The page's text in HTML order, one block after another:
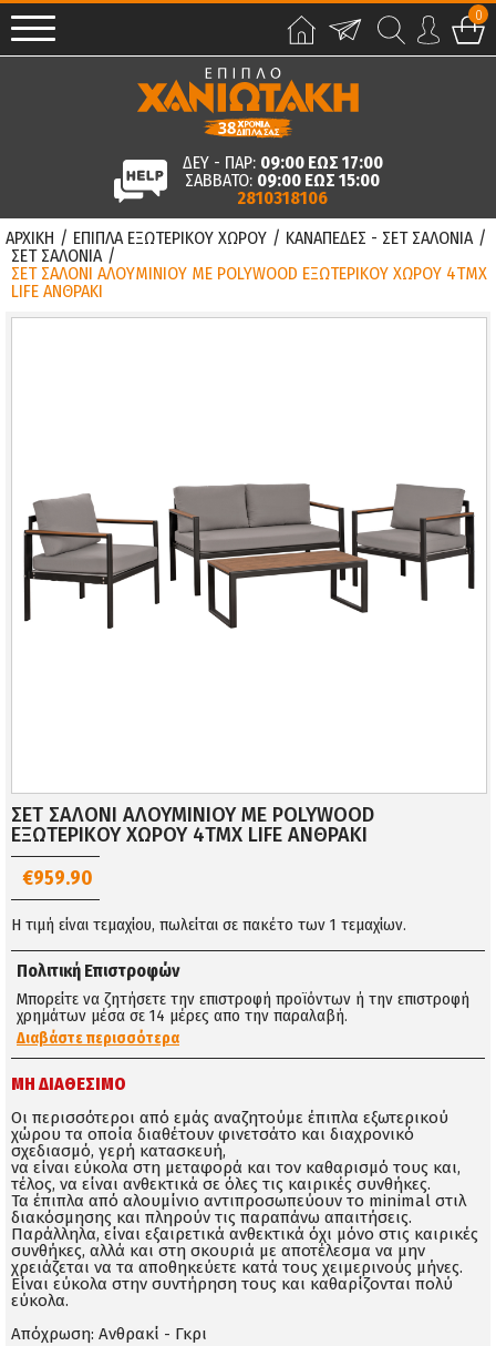
0
ΔΕΥ - ΠΑΡ: 09:00 ΕΩΣ 17:00
ΣΑΒΒΑΤΟ: 09:00 ΕΩΣ 15:00
2810318106
ΑΡΧΙΚΗ / ΕΠΙΠΛΑ ΕΞΩΤΕΡΙΚΟΥ ΧΩΡΟΥ / ΚΑΝΑΠΕΔΕΣ - ΣΕΤ ΣΑΛΟΝΙΑ /
ΣΕΤ ΣΑΛΟΝΙΑ /
ΣΕΤ ΣΑΛΟΝΙ ΑΛΟΥΜΙΝΙΟΥ ΜΕ POLYWOOD ΕΞΩΤΕΡΙΚΟΥ ΧΩΡΟΥ 4ΤΜΧ
LIFE ΑΝΘΡΑΚΙ
ΣΕΤ ΣΑΛΟΝΙ ΑΛΟΥΜΙΝΙΟΥ ΜΕ POLYWOOD
ΕΞΩΤΕΡΙΚΟΥ ΧΩΡΟΥ 4ΤΜΧ LIFE ΑΝΘΡΑΚΙ
€959.90
Η τιμή είναι τεμαχίου, πωλείται σε πακέτο των 1 τεμαχίων.
Πολιτική Επιστροφών
Μπορείτε να ζητήσετε την επιστροφή προϊόντων ή την επιστροφή
χρημάτων μέσα σε 14 μέρες απο την παραλαβή.
Διαβάστε περισσότερα
ΜΗ ΔΙΑΘΈΣΙΜΟ
Οι περισσότεροι από εμάς αναζητούμε έπιπλα εξωτερικού
χώρου τα οποία διαθέτουν φινετσάτο και διαχρονικό
σχεδιασμό, γερή κατασκευή,
να είναι εύκολα στη μεταφορά και τον καθαρισμό τους και,
τέλος, να είναι ανθεκτικά σε όλες τις καιρικές συνθήκες.
Τα έπιπλα από αλουμίνιο αντιπροσωπεύουν το minimal στιλ
διακόσμησης και πληρούν τις παραπάνω απαιτήσεις.
Παράλληλα, είναι εξαιρετικά ανθεκτικά όχι μόνο στις καιρικές
συνθήκες, αλλά και στη σκουριά με αποτέλεσμα να μην
χρειάζεται να τα αποθηκεύετε κατά τους χειμερινούς μήνες.
Είναι εύκολα στην συντήρηση τους και καθαρίζονται πολύ
εύκολα.
Απόχρωση: Ανθρακί - Γκρι